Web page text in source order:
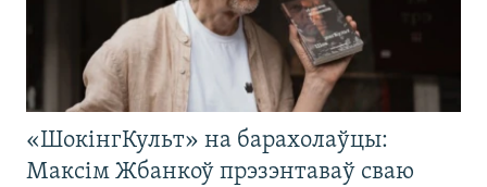
«ШокінгКульт» на барахолаўцы:
Максім Жбанкоў прэзэнтаваў сваю